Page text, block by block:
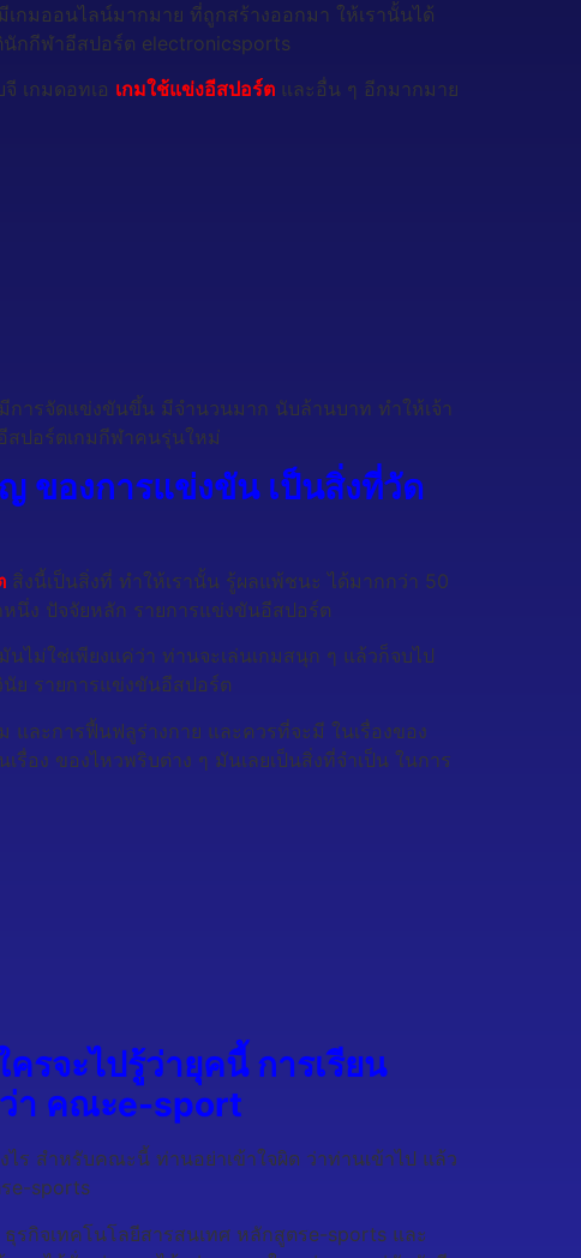
กมออนไลน์มากมาย ที่ถูกสร้างออกมา ให้เรานั้นได้
กกีฬาอีสปอร์ต electronicsports
เกมดอทเอ เกมใช้แข่งอีสปอร์ต และอื่น ๆ อีกมากมาย
การจัดแข่งขันขึ้น มีจำนวนมาก นับล้านบาท ทำให้เจ้า
ปอร์ตเกมกีฬาคนรุ่นใหม่
ของการแข่งขัน เป็นสิ่งที่วัด
สิ่งนี้เป็นสิ่งที่ ทำให้เรานั้น รู้ผลแพ้ชนะ ได้มากกว่า 50
นึ่ง ปัจจัยหลัก รายการแข่งขันอีสปอร์ต
ม่ใช่เพียงแค่ว่า ท่านจะเล่นเกมสนุก ๆ แล้วก็จบไป
นัย รายการแข่งขันอีสปอร์ต
ละการฟื้นฟลูร่างกาย และควรที่จะมี ในเรื่องของ
อง ของไหวพริบต่าง ๆ มันเลยเป็นสิ่งที่จำเป็น ในการ
รจะไปรู้ว่ายุคนี้ การเรียน
ว่า คณะe-sport
สำหรับคณะนี้ ท่านอย่าเข้าใจผิด ว่าท่านเข้าไป แล้ว
e-sports
รกิจเทคโนโลยีสารสนเทศ หลักสูตรe-sports และ